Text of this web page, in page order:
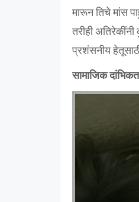
मारून तिचे मांस
तरीही
प्रशंसनीय
सामाजिक